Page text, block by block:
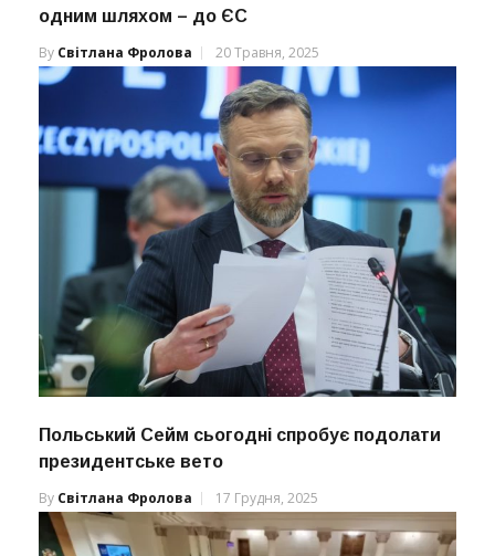
одним шляхом – до ЄС
By Світлана Фролова 20 Травня, 2025
Польський Сейм сьогодні спробує подолати
президентське вето
By Світлана Фролова 17 Грудня, 2025